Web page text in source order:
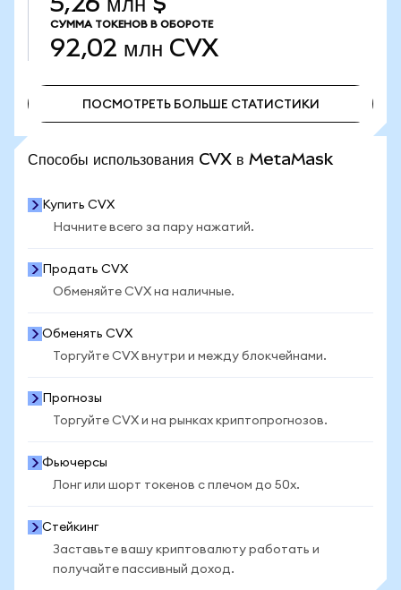
СУММА ТОКЕНОВ В ОБОРОТЕ
92,02 млн CVX
ПОСМОТРЕТЬ БОЛЬШЕ СТАТИСТИКИ
Способы использования CVX в MetaMask
Купить CVX
Начните всего за пару нажатий.
Продать CVX
Обменяйте CVX на наличные.
Обменять CVX
Торгуйте CVX внутри и между блокчейнами.
Прогнозы
Торгуйте CVX и на рынках криптопрогнозов.
Фьючерсы
Лонг или шорт токенов с плечом до 50x.
Стейкинг
Заставьте вашу криптовалюту работать и
получайте пассивный доход.